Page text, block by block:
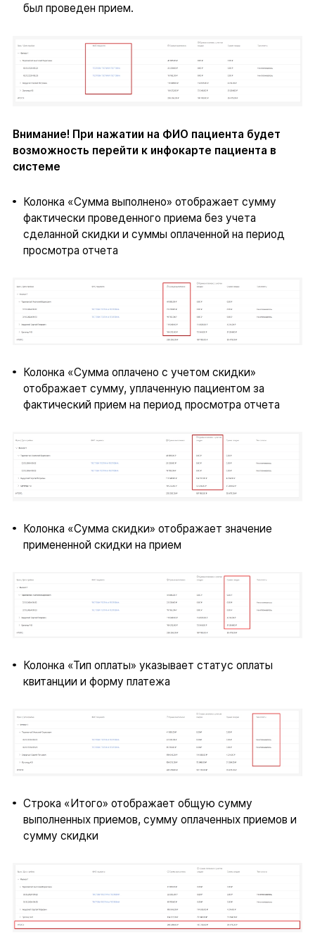
был проведен прием.
Внимание! При нажатии на ФИО пациента будет
возможность перейти к инфокарте пациента в
системе
Колонка «Сумма выполнено» отображает сумму
фактически проведенного приема без учета
сделанной скидки и суммы оплаченной на период
просмотра отчета
Колонка «Сумма оплачено с учетом скидки»
отображает сумму, уплаченную пациентом за
фактический прием на период просмотра отчета
Колонка «Сумма скидки» отображает значение
примененной скидки на прием
Колонка «Тип оплаты» указывает статус оплаты
квитанции и форму платежа
Строка «Итого» отображает общую сумму
выполненных приемов, сумму оплаченных приемов и
сумму скидки